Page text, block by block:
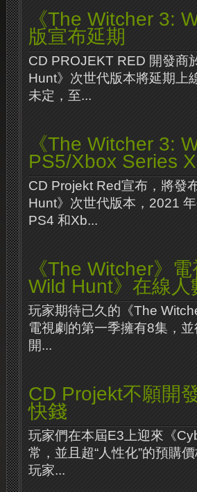
《The Witcher 3:
版宣布延期
CD PROJEKT RED 開發商
Hunt》次世代版本將延期上
未定，至...
《The Witcher 3:
PS5/Xbox Series X
CD Projekt Red宣布，將發
Hunt》次世代版本，2021
PS4 和Xb...
《The Witcher》
Wild Hunt》在線人
玩家期待已久的《The
電視劇的第一季擁有8集，
開...
CD Projekt不願開
快錢
玩家們在本屆E3上迎來《
常，並且超“人性化”的預購
玩家...